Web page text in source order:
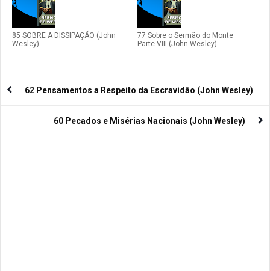
85 SOBRE A DISSIPAÇÃO (John
Wesley)
77 Sobre o Sermão do Monte –
Parte VIII (John Wesley)
62 Pensamentos a Respeito da Escravidão (John Wesley)
60 Pecados e Misérias Nacionais (John Wesley)